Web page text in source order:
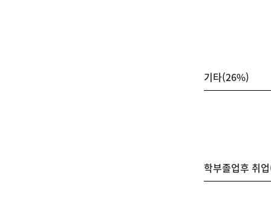
학부졸업후 취
기타(26%)